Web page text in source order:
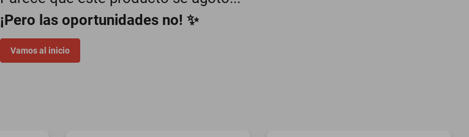
¡Pero las oportunidades no! ✨
Vamos al inicio